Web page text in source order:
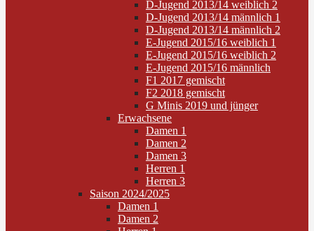
D-Jugend 2013/14 weiblich 2
D-Jugend 2013/14 männlich 1
D-Jugend 2013/14 männlich 2
E-Jugend 2015/16 weiblich 1
E-Jugend 2015/16 weiblich 2
E-Jugend 2015/16 männlich
F1 2017 gemischt
F2 2018 gemischt
G Minis 2019 und jünger
Erwachsene
Damen 1
Damen 2
Damen 3
Herren 1
Herren 3
Saison 2024/2025
Damen 1
Damen 2